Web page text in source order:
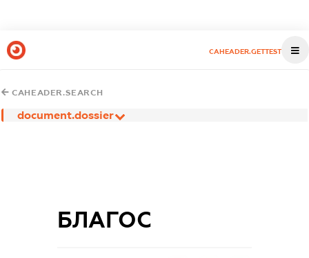
CAHEADER.GETTEST
CAHEADER.SEARCH
document.dossier
БЛАГОС